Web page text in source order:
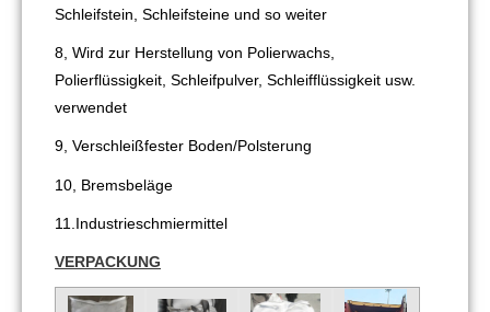
Schleifstein, Schleifsteine ​​und so weiter
8, Wird zur Herstellung von Polierwachs,
Polierflüssigkeit, Schleifpulver, Schleifflüssigkeit usw.
verwendet
9, Verschleißfester Boden/Polsterung
10, Bremsbeläge
11.Industrieschmiermittel
VERPACKUNG